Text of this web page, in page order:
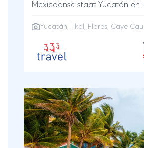
Mexicaanse staat Yucatán en
Belize naar het tropische Caye
Yucatán, Tikal , Flores, Caye